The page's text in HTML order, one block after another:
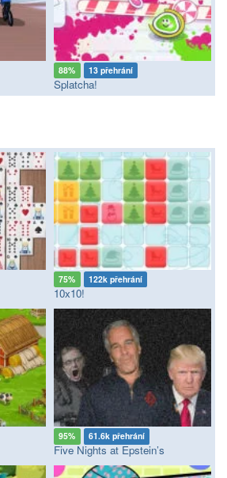
88% 13 přehrání
Splatcha!
75% 122k přehrání
10x10!
95% 61.6k přehrání
Five Nights at Epstein’s